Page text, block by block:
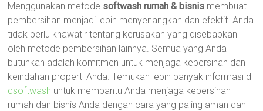
Menggunakan metode softwash rumah & bisnis membuat
pembersihan menjadi lebih menyenangkan dan efektif. Anda
tidak perlu khawatir tentang kerusakan yang disebabkan
oleh metode pembersihan lainnya. Semua yang Anda
butuhkan adalah komitmen untuk menjaga kebersihan dan
keindahan properti Anda. Temukan lebih banyak informasi di
csoftwash untuk membantu Anda menjaga kebersihan
rumah dan bisnis Anda dengan cara yang paling aman dan